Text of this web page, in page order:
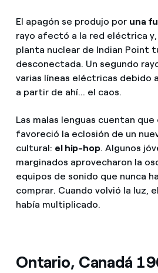
El apagón se produjo por una
rayo afectó a la red eléctrica
planta nuclear de Indian Point
desconectada. Un segundo
varias líneas eléctricas debido
a partir de ahí... el caos.
Las malas lenguas cuentan
favoreció la eclosión de un
cultural: el hip-hop. Algunos
marginados aprovecharon la
equipos de sonido que nunca
comprar. Cuando volvió la luz,
había multiplicado.
Ontario, Canadá